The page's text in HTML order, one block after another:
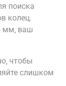
поиска
колец.
мм‚ ваш
чтобы
слишком